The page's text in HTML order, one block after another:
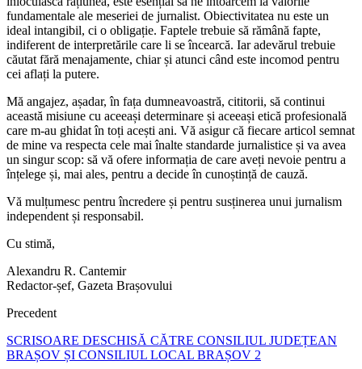
fundamentale ale meseriei de jurnalist. Obiectivitatea nu este un
ideal intangibil, ci o obligație. Faptele trebuie să rămână fapte,
indiferent de interpretările care li se încearcă. Iar adevărul trebuie
căutat fără menajamente, chiar și atunci când este incomod pentru
cei aflați la putere.
Mă angajez, așadar, în fața dumneavoastră, cititorii, să continui
această misiune cu aceeași determinare și aceeași etică profesională
care m-au ghidat în toți acești ani. Vă asigur că fiecare articol semnat
de mine va respecta cele mai înalte standarde jurnalistice și va avea
un singur scop: să vă ofere informația de care aveți nevoie pentru a
înțelege și, mai ales, pentru a decide în cunoștință de cauză.
Vă mulțumesc pentru încredere și pentru susținerea unui jurnalism
independent și responsabil.
Cu stimă,
Alexandru R. Cantemir
Redactor-șef, Gazeta Brașovului
Precedent
SCRISOARE DESCHISĂ CĂTRE CONSILIUL JUDEȚEAN
BRAȘOV ȘI CONSILIUL LOCAL BRAȘOV 2